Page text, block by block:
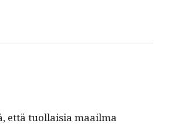
että tuol­laisia maail­ma